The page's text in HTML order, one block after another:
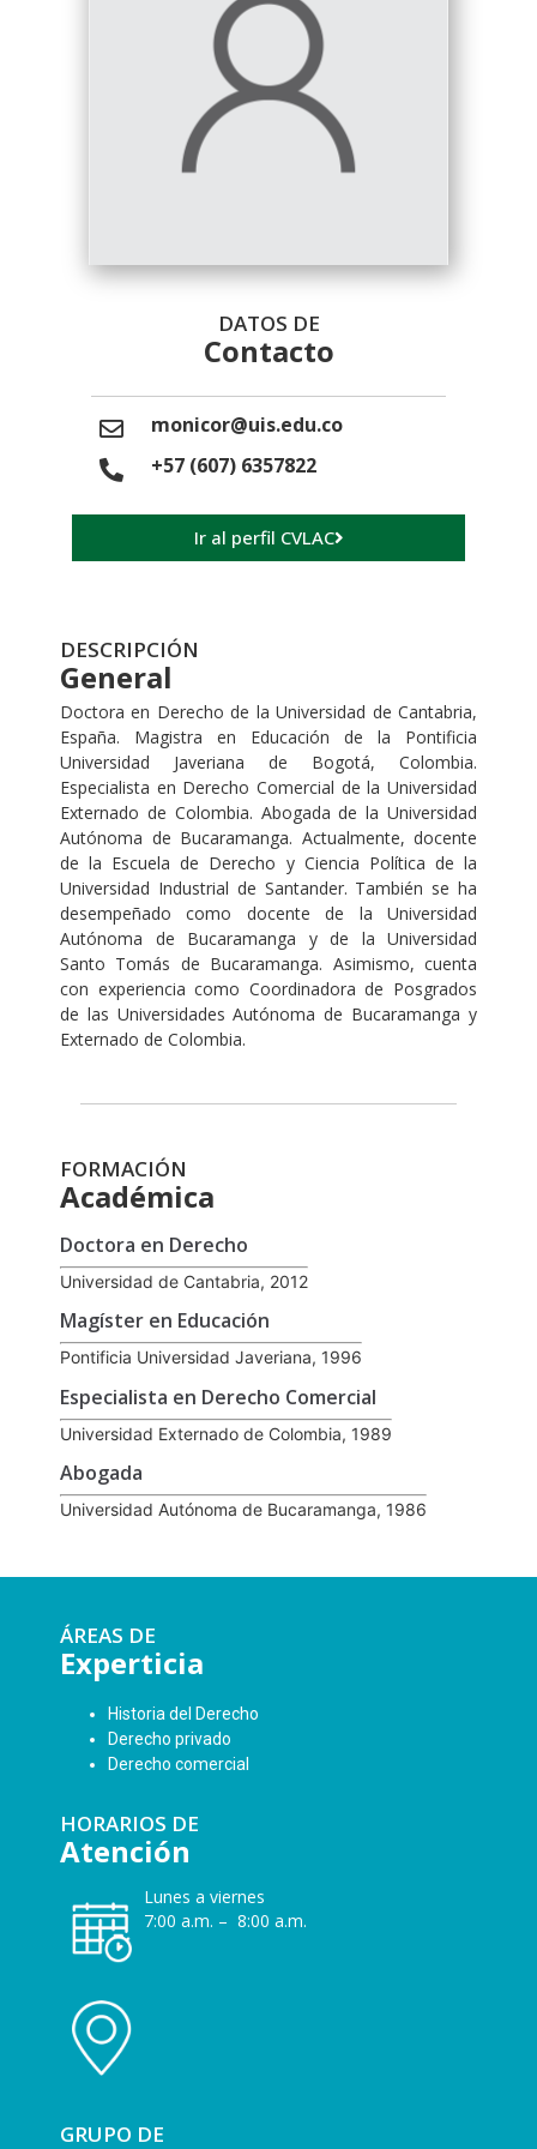
DATOS DE
Contacto
monicor@uis.edu.co
+57 (607) 6357822
Ir al perfil CVLAC
DESCRIPCIÓN
General
Doctora en Derecho de la Universidad de Cantabria,
España. Magistra en Educación de la Pontificia
Universidad Javeriana de Bogotá, Colombia.
Especialista en Derecho Comercial de la Universidad
Externado de Colombia. Abogada de la Universidad
Autónoma de Bucaramanga. Actualmente, docente
de la Escuela de Derecho y Ciencia Política de la
Universidad Industrial de Santander. También se ha
desempeñado como docente de la Universidad
Autónoma de Bucaramanga y de la Universidad
Santo Tomás de Bucaramanga. Asimismo, cuenta
con experiencia como Coordinadora de Posgrados
de las Universidades Autónoma de Bucaramanga y
Externado de Colombia.
FORMACIÓN
Académica
Doctora en Derecho
Universidad de Cantabria, 2012
Magíster en Educación
Pontificia Universidad Javeriana, 1996
Especialista en Derecho Comercial
Universidad Externado de Colombia, 1989
Abogada
Universidad Autónoma de Bucaramanga, 1986
ÁREAS DE
Experticia
Historia del Derecho
Derecho privado
Derecho comercial
HORARIOS DE
Atención
Lunes a viernes
7:00 a.m. – 8:00 a.m.
GRUPO DE